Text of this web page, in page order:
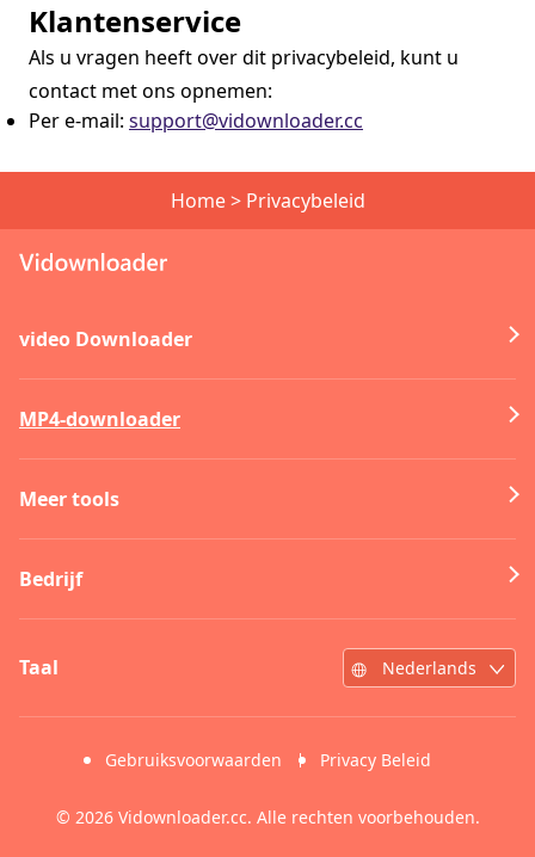
Klantenservice
Als u vragen heeft over dit privacybeleid, kunt u
contact met ons opnemen:
Per e-mail: support@vidownloader.cc
Home> Privacybeleid
video Downloader
MP4-downloader
Meer tools
Bedrijf
Taal Nederlands
Gebruiksvoorwaarden Privacy Beleid
© 2026Vidownloader.cc. Alle rechten voorbehouden.